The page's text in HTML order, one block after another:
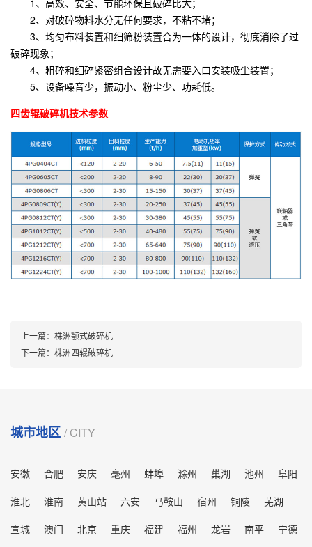
2、对破碎物料水分无任何要求，不粘不堵；
3、均匀布料装置和细筛粉装置合为一体的设计，彻底消除了过
破碎现象；
4、粗碎和细碎紧密组合设计故无需要入口安装吸尘装置；
5、设备噪音少，振动小、粉尘少、功耗低。
四齿辊破碎机技术参数
上一篇： 株洲颚式破碎机
下一篇： 株洲四辊破碎机
城市地区 / CITY
安徽 合肥 安庆 毫州 蚌埠 滁州 巢湖 池州
阜阳
淮北
淮南 黄山站 六安 马鞍山 宿州 铜陵
芜湖
宣城
澳门 北京 重庆 福建 福州 龙岩 南平
宁德